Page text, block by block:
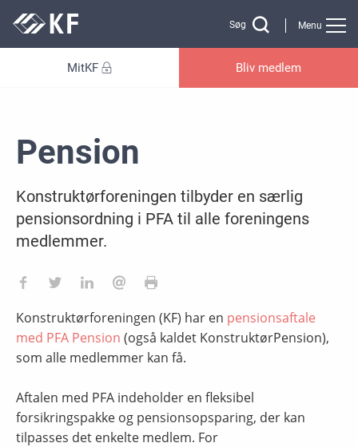
Menu
Søg
MitKF Bliv medlem
Pension
Konstruktørforeningen tilbyder en særlig
pensionsordning i PFA til alle foreningens
medlemmer.
Konstruktørforeningen (KF) har en pensionsaftale
med PFA Pension (også kaldet KonstruktørPension),
som alle medlemmer kan få.
Aftalen med PFA indeholder en fleksibel
forsikringspakke og pensionsopsparing, der kan
tilpasses det enkelte medlem. For